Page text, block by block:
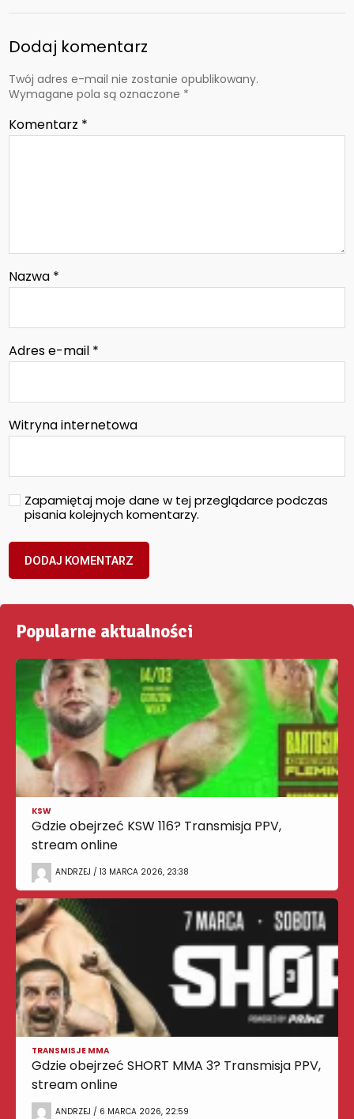
Dodaj komentarz
Twój adres e-mail nie zostanie opublikowany.
Wymagane pola są oznaczone *
Komentarz *
Nazwa *
Adres e-mail *
Witryna internetowa
Zapamiętaj moje dane w tej przeglądarce podczas
pisania kolejnych komentarzy.
Popularne aktualności
KSW
Gdzie obejrzeć KSW 116? Transmisja PPV,
stream online
ANDRZEJ / 13 MARCA 2026, 23:38
TRANSMISJE MMA
Gdzie obejrzeć SHORT MMA 3? Transmisja PPV,
stream online
ANDRZEJ / 6 MARCA 2026, 22:59